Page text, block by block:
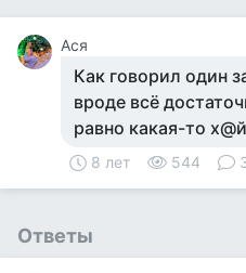
Ася
Как говорил один
вроде всё
равно какая-то
8 лет 544
Ответы